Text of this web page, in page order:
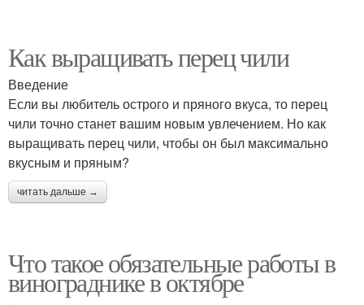
Как выращивать перец чили
Введение
Если вы любитель острого и пряного вкуса, то перец
чили точно станет вашим новым увлечением. Но как
выращивать перец чили, чтобы он был максимально
вкусным и пряным?
читать дальше →
Что такое обязательные работы в
винограднике в октябре